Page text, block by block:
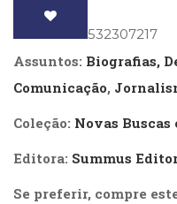
(93)
Jornalismo
(57)
(66)
Literatura
Erótica
(11)
Ficção,
: 9788532307217
Assuntos: Biografias,
Comunicação,
Coleção: Novas Buscas
Editora: Summus
Se preferir, compre